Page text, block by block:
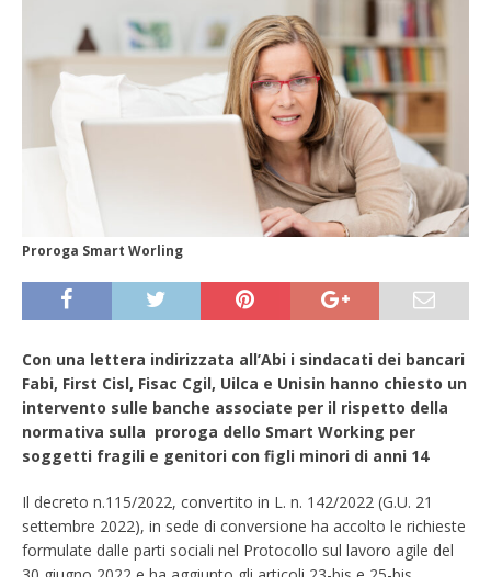
Proroga Smart Worling
Con una lettera indirizzata all’Abi i sindacati dei bancari
Fabi, First Cisl, Fisac Cgil, Uilca e Unisin hanno chiesto un
intervento sulle banche associate per il rispetto della
normativa sulla proroga dello Smart Working per
soggetti fragili e genitori con figli minori di anni 14
Il decreto n.115/2022, convertito in L. n. 142/2022 (G.U. 21
settembre 2022), in sede di conversione ha accolto le richieste
formulate dalle parti sociali nel Protocollo sul lavoro agile del